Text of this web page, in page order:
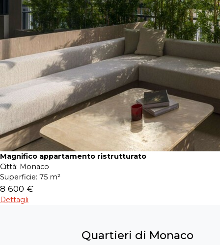
Magnifico appartamento ristrutturato
Città: Monaco
Superficie: 75 m²
8 600 €
Dettagli
Quartieri di Monaco